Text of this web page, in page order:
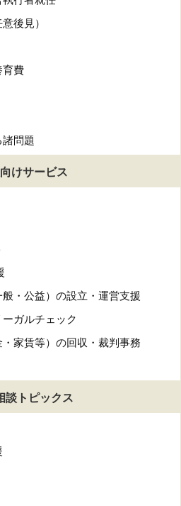
後見）
育費
問題
けサービス
・公益）の設立・運営支援
ガルチェック
家賃等）の回収・裁判事務
談トピックス